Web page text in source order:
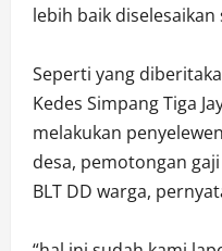
lebih baik
Seperti yang
Kedes Simpang Tiga
melakukan
desa, pemotongan
BLT DD warga,